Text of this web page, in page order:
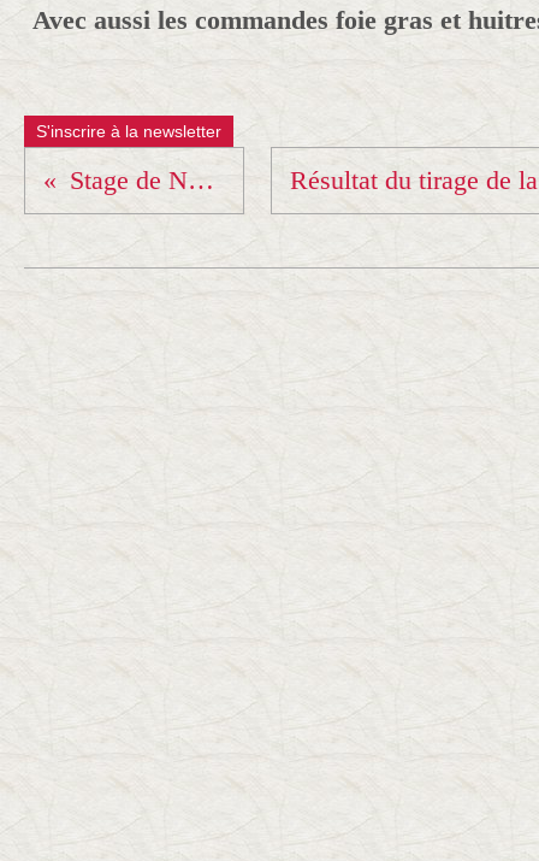
Avec aussi les commandes foie gras et
S'inscrire à la newsletter
Stage de Noël7